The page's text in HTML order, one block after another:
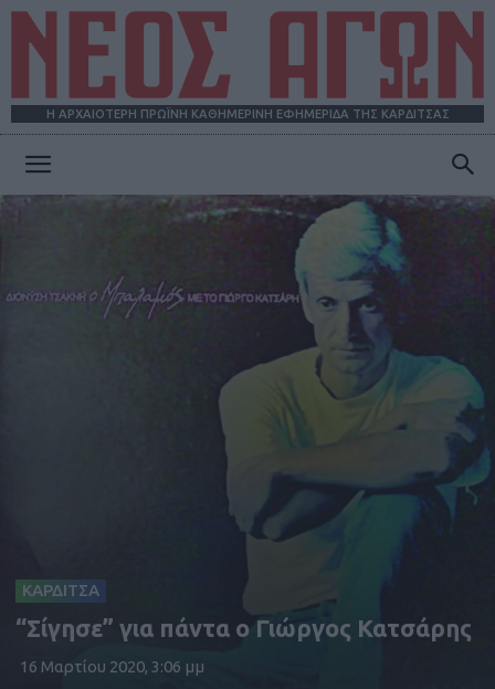
Η ΑΡΧΑΙΟΤΕΡΗ ΠΡΩΪΝΗ ΚΑΘΗΜΕΡΙΝΗ ΕΦΗΜΕΡΙΔΑ ΤΗΣ ΚΑΡΔΙΤΣΑΣ
ΚΑΡΔΙΤΣΑ
“Σίγησε” για πάντα ο Γιώργος Κατσάρης
16 Μαρτίου 2020, 3:06 μμ